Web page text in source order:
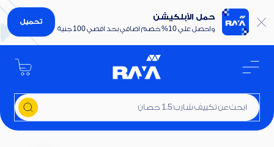
حمل الأبلكيشن
واحصل علي 10% خصم اضافي بحد اقصي 100 جنية
تحميل
ابحث عن تكييف شارب 1.5 حصان